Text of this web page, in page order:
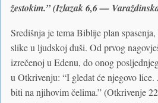
žestokim.” (Izlazak 6,6 —
Središnja je tema Biblije plan
slike u ljudskoj duši. Od prvog
izrečenoj u Edenu, do onog
u Otkrivenju: “I gledat će njegovo
biti na njihovim čelima.” (Otkrivenje